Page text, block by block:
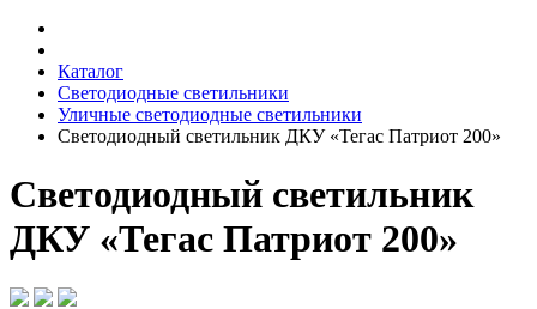
Каталог
Светодиодные светильники
Уличные светодиодные светильники
Светодиодный светильник ДКУ «Тегас Патриот 200»
Светодиодный светильник
ДКУ «Тегас Патриот 200»